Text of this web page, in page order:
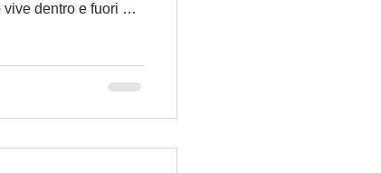
dentro e fuori di
il bisogno di